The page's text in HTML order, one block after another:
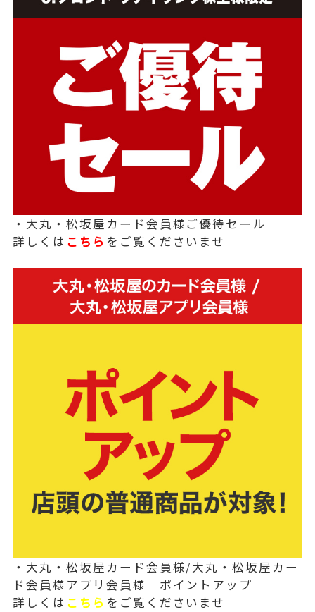
・大丸・松坂屋カード会員様ご優待セール
詳しくは こちら をご覧くださいませ
・大丸・松坂屋カード会員様/大丸・松坂屋カー
ド会員様アプリ会員様 ポイントアップ
詳しくは こちら をご覧くださいませ